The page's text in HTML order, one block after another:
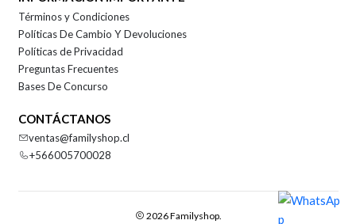
Términos y Condiciones
Políticas De Cambio Y Devoluciones
Políticas de Privacidad
Preguntas Frecuentes
Bases De Concurso
CONTÁCTANOS
ventas@familyshop.cl
+566005700028
2026 Familyshop.